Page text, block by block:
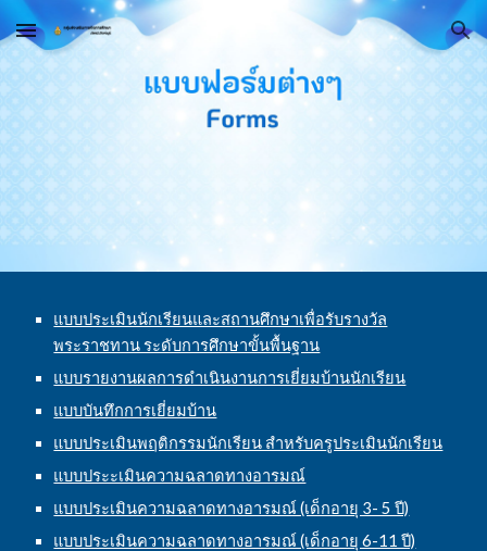
Skip to main content Skip to navigation
แบบประเมินนักเรียนและสถานศึกษาเพื่อรับรางวัล
พระราชทาน ระดับการศึกษาขั้นพื้นฐาน
แบบรายงานผลการดำเนินงานการเยี่ยมบ้านนักเรียน
แบบบันทึกการเยี่ยมบ้าน
แบบประเมินพฤติกรรมนักเรียน สำหรับครูประเมินนักเรียน
แบบประะเมินความฉลาดทางอารมณ์
แบบประเมินความฉลาดทางอารมณ์ (เด็กอายุ 3- 5 ปี)
แบบประเมินความฉลาดทางอารมณ์ (เด็กอายุ 6-11 ปี)